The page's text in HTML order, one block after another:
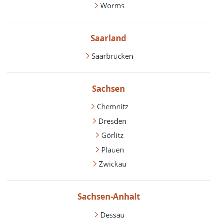
Worms
Saarland
Saarbrücken
Sachsen
Chemnitz
Dresden
Görlitz
Plauen
Zwickau
Sachsen-Anhalt
Dessau